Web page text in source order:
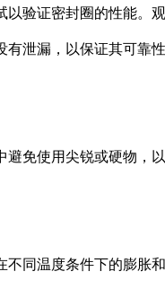
以验证密封圈的性能。
有泄漏，以保证其可靠性
避免使用尖锐或硬物，
不同温度条件下的膨胀